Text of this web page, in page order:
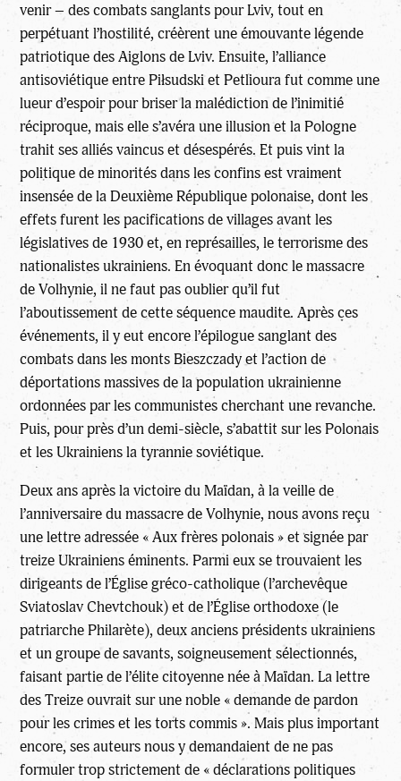
venir – des combats sanglants pour Lviv, tout en
perpétuant l’hostilité, créèrent une émouvante légende
patriotique des Aiglons de Lviv. Ensuite, l’alliance
antisoviétique entre Piłsudski et Petlioura fut comme une
lueur d’espoir pour briser la malédiction de l’inimitié
réciproque, mais elle s’avéra une illusion et la Pologne
trahit ses alliés vaincus et désespérés. Et puis vint la
politique de minorités dans les confins est vraiment
insensée de la Deuxième République polonaise, dont les
effets furent les pacifications de villages avant les
législatives de 1930 et, en représailles, le terrorisme des
nationalistes ukrainiens. En évoquant donc le massacre
de Volhynie, il ne faut pas oublier qu’il fut
l’aboutissement de cette séquence maudite. Après ces
événements, il y eut encore l’épilogue sanglant des
combats dans les monts Bieszczady et l’action de
déportations massives de la population ukrainienne
ordonnées par les communistes cherchant une revanche.
Puis, pour près d’un demi-siècle, s’abattit sur les Polonais
et les Ukrainiens la tyrannie soviétique.
Deux ans après la victoire du Maïdan, à la veille de
l’anniversaire du massacre de Volhynie, nous avons reçu
une lettre adressée « Aux frères polonais » et signée par
treize Ukrainiens éminents. Parmi eux se trouvaient les
dirigeants de l’Église gréco-catholique (l’archevêque
Sviatoslav Chevtchouk) et de l’Église orthodoxe (le
patriarche Philarète), deux anciens présidents ukrainiens
et un groupe de savants, soigneusement sélectionnés,
faisant partie de l’élite citoyenne née à Maïdan. La lettre
des Treize ouvrait sur une noble « demande de pardon
pour les crimes et les torts commis ». Mais plus important
encore, ses auteurs nous y demandaient de ne pas
formuler trop strictement de « déclarations politiques